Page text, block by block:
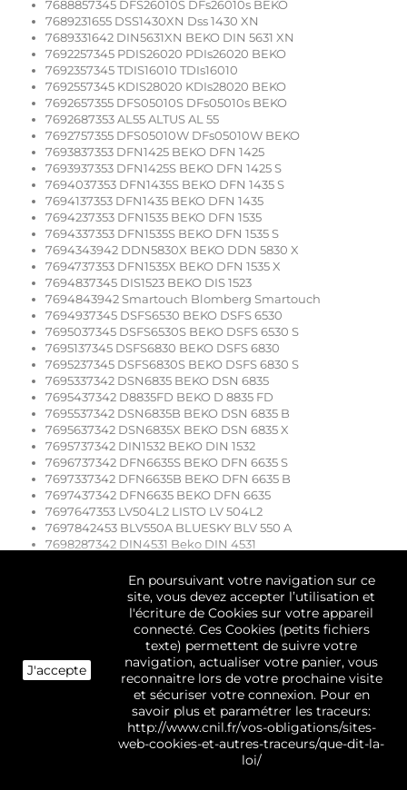
7688857345 DFS26010S DFs26010s BEKO
7689231655 DSS1430XN Dss 1430 XN
7689331642 DIN5631XN BEKO DIN 5631 XN
7692257345 PDIS26020 PDIs26020 BEKO
7692357345 TDIS16010 TDIs16010
7692557345 KDIS28020 KDIs28020 BEKO
7692657355 DFS05010S DFs05010s BEKO
7692687353 AL55 ALTUS AL 55
7692757355 DFS05010W DFs05010W BEKO
7693837353 DFN1425 BEKO DFN 1425
7693937353 DFN1425S BEKO DFN 1425 S
7694037353 DFN1435S BEKO DFN 1435 S
7694137353 DFN1435 BEKO DFN 1435
7694237353 DFN1535 BEKO DFN 1535
7694337353 DFN1535S BEKO DFN 1535 S
7694343942 DDN5830X BEKO DDN 5830 X
7694737353 DFN1535X BEKO DFN 1535 X
7694837345 DIS1523 BEKO DIS 1523
7694843942 Smartouch Blomberg Smartouch
7694937345 DSFS6530 BEKO DSFS 6530
7695037345 DSFS6530S BEKO DSFS 6530 S
7695137345 DSFS6830 BEKO DSFS 6830
7695237345 DSFS6830S BEKO DSFS 6830 S
7695337342 DSN6835 BEKO DSN 6835
7695437342 D8835FD BEKO D 8835 FD
7695537342 DSN6835B BEKO DSN 6835 B
7695637342 DSN6835X BEKO DSN 6835 X
7695737342 DIN1532 BEKO DIN 1532
7696737342 DFN6635S BEKO DFN 6635 S
7697337342 DFN6635B BEKO DFN 6635 B
7697437342 DFN6635 BEKO DFN 6635
7697647353 LV504L2 LISTO LV 504L2
7697842453 BLV550A BLUESKY BLV 550 A
7698287342 DIN4531 Beko DIN 4531
7698687353 SLV5043 SELECLINE SLV 5043
7699047353 DFN1422 BEKO DFN 1422
7699937342 DFN6835S BEKO DFN 6835 S
7699947353 DFN1422S BEKO DFN 1422 S
7699957342 DIN58S BEKO DIN58s
MICROFILTRE V1740800500 - - - 1740220700
Réf. technique Réf. commerciale Description
7636687345 DYS500WE1 LV POSE LIBRE 45 CM --
7636787342 DFS500WE1 CONGELATEUR VERTICAL --
7636882045 SGL330W LLPOSE/LT FR ESS.FIX --
7636982042 SGA330W LV POSE LIBRE 60 CM --
7637082042 SGA770W LLPOSE/LT FR ESS.VAR --
J'accepte
En poursuivant votre navigation sur ce
site, vous devez accepter l’utilisation et
l'écriture de Cookies sur votre appareil
connecté. Ces Cookies (petits fichiers
texte) permettent de suivre votre
navigation, actualiser votre panier, vous
reconnaitre lors de votre prochaine visite
et sécuriser votre connexion. Pour en
savoir plus et paramétrer les traceurs:
http://www.cnil.fr/vos-obligations/sites-
web-cookies-et-autres-traceurs/que-dit-la-
loi/